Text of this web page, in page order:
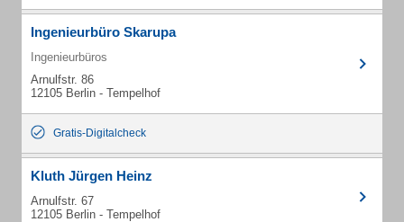
Ingenieurbüro Skarupa
Ingenieurbüros
Arnulfstr. 86
12105 Berlin - Tempelhof
Gratis-Digitalcheck
Kluth Jürgen Heinz
Arnulfstr. 67
12105 Berlin - Tempelhof